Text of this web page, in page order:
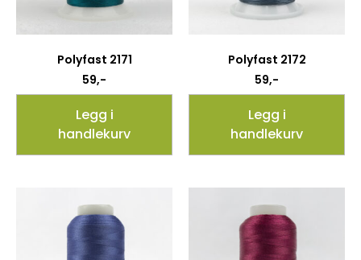
Polyfast 2171
59,-
Legg i
handlekurv
Polyfast 2172
59,-
Legg i
handlekurv